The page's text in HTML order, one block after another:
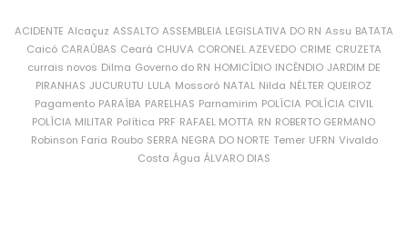
ACIDENTE Alcaçuz ASSALTO ASSEMBLEIA LEGISLATIVA DO RN Assu BATATA
Caicó CARAÚBAS Ceará CHUVA CORONEL AZEVEDO CRIME CRUZETA
currais novos Dilma Governo do RN HOMICÍDIO INCÊNDIO JARDIM DE
PIRANHAS JUCURUTU LULA Mossoró NATAL Nilda NÉLTER QUEIROZ
Pagamento PARAÍBA PARELHAS Parnamirim POLÍCIA POLÍCIA CIVIL
POLÍCIA MILITAR Política PRF RAFAEL MOTTA RN ROBERTO GERMANO
Robinson Faria Roubo SERRA NEGRA DO NORTE Temer UFRN Vivaldo
Costa Água ÁLVARO DIAS